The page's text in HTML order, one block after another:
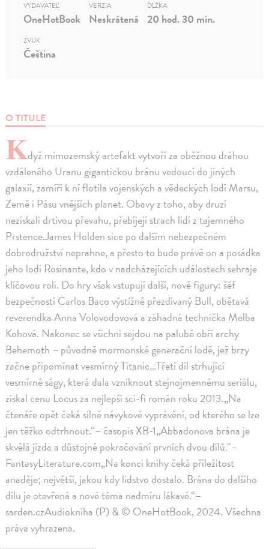
O TITULE
Když mimozemský artefakt vytvoří za oběžnou dráhou
vzdáleného Uranu gigantickou bránu vedoucí do jiných
galaxií, zamíří k ní flotila vojenských a vědeckých lodí Marsu,
Země i Pásu vnějších planet. Obavy z toho, aby druzí
nezískali drtivou převahu, přebíjejí strach lidí z tajemného
Prstence.James Holden sice po dalším nebezpečném
dobrodružství neprahne, a přesto to bude právě on a posádka
jeho lodi Rosinante, kdo v nadcházejících událostech sehraje
klíčovou roli. Do hry však vstupují další, nové figury: šéf
bezpečnosti Carlos Baco výstižně přezdívaný Bull, obětavá
reverendka Anna Volovodovová a záhadná technička Melba
Kohová. Nakonec se všichni sejdou na palubě obří archy
Behemoth – původně mormonské generační lodě, jež brzy
začne připomínat vesmírný Titanic…Třetí díl strhující
vesmírné ságy, která dala vzniknout stejnojmennému seriálu,
získal cenu Locus za nejlepší sci-fi román roku 2013.„Na
čtenáře opět čeká silně návykové vyprávění, od kterého se lze
jen těžko odtrhnout.“– časopis XB-1„Abbadonova brána je
skvělá jízda a důstojné pokračování prvních dvou dílů.“–
FantasyLiterature.com„Na konci knihy čeká příležitost
anaděje; největší, jakou kdy lidstvo dostalo. Brána do dalšího
dílu je otevřená a nové téma nadmíru lákavé.“–
sarden.czAudiokniha (P) & © OneHotBook, 2024. Všechna
práva vyhrazena.
VYDAVATEĽ
OneHotBook
VERZIA
Neskrátená
DĹŽKA
20 hod. 30 min.
ZVUK
Čeština